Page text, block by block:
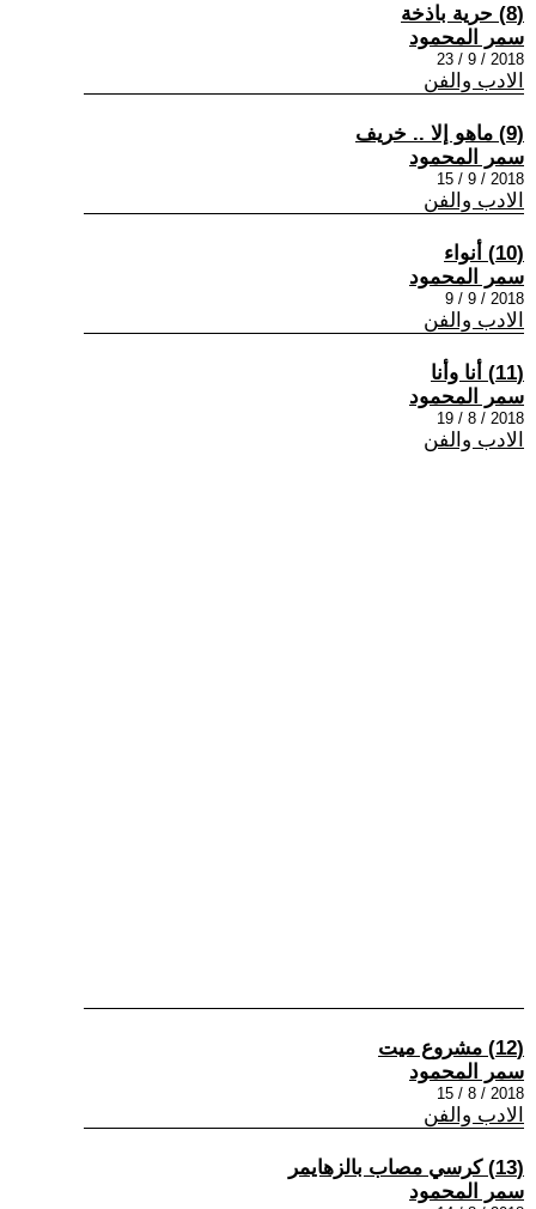
(8) حرية باذخة
سمر المحمود
2018 / 9 / 23
الادب والفن
(9) ماهو إلا .. خريف
سمر المحمود
2018 / 9 / 15
الادب والفن
(10) أنواء
سمر المحمود
2018 / 9 / 9
الادب والفن
(11) أنا وأنا
سمر المحمود
2018 / 8 / 19
الادب والفن
(12) مشروع ميت
سمر المحمود
2018 / 8 / 15
الادب والفن
(13) كرسي مصاب بالزهايمر
سمر المحمود